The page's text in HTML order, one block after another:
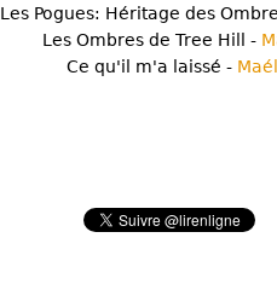
Les Pogues: Héritage des
Les Ombres de Tree Hill -
Ce qu'il m'a laissé -